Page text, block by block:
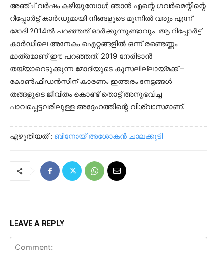
അഞ്ച് വർഷം കഴിയുമ്പോൾ ഞാൻ എന്റെ ഗവർമെന്റിന്റെ
റിപ്പോർട്ട് കാർഡുമായി നിങ്ങളുടെ മുന്നിൽ വരും എന്ന്
മോദി 2014ൽ പറഞ്ഞത് ഓർക്കുന്നുണ്ടാവും. ആ റിപ്പോർട്ട്
കാർഡിലെ അനേകം ഐറ്റങ്ങളിൽ ഒന്ന് രണ്ടെണ്ണം
മാത്രമാണ് ഈ പറഞ്ഞത്. 2019 നേരിടാൻ
തയ്യാറെടുക്കുന്ന മോദിയുടെ കൂസലില്ലായ്മക്ക് –
കോൺഫിഡൻസിന് കാരണം ഇത്തരം നേട്ടങ്ങൾ
തങ്ങളുടെ ജീവിതം കൊണ്ട് തൊട്ട് അനുഭവിച്ച
പാവപ്പെട്ടവരിലുള്ള അദ്ദേഹത്തിന്റെ വിശ്വാസമാണ്.
എഴുതിയത് : ബിനോയ് അശോകൻ ചാലക്കുടി
LEAVE A REPLY